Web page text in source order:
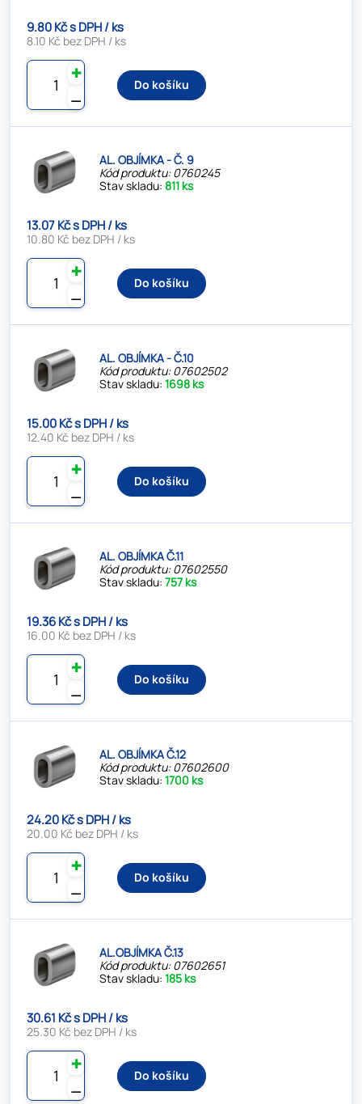
9.80 Kč s DPH / ks
8.10 Kč bez DPH / ks
⚊
✚
Do košíku
AL. OBJÍMKA - Č. 9
Kód produktu: 0760245
Stav skladu:811 ks
13.07 Kč s DPH / ks
10.80 Kč bez DPH / ks
⚊
✚
Do košíku
AL. OBJÍMKA - Č.10
Kód produktu: 07602502
Stav skladu:1698 ks
15.00 Kč s DPH / ks
12.40 Kč bez DPH / ks
⚊
✚
Do košíku
AL. OBJÍMKA Č.11
Kód produktu: 07602550
Stav skladu:757 ks
19.36 Kč s DPH / ks
16.00 Kč bez DPH / ks
⚊
✚
Do košíku
AL. OBJÍMKA Č.12
Kód produktu: 07602600
Stav skladu:1700 ks
24.20 Kč s DPH / ks
20.00 Kč bez DPH / ks
⚊
✚
Do košíku
AL.OBJÍMKA Č.13
Kód produktu: 07602651
Stav skladu:185 ks
30.61 Kč s DPH / ks
25.30 Kč bez DPH / ks
⚊
✚
Do košíku